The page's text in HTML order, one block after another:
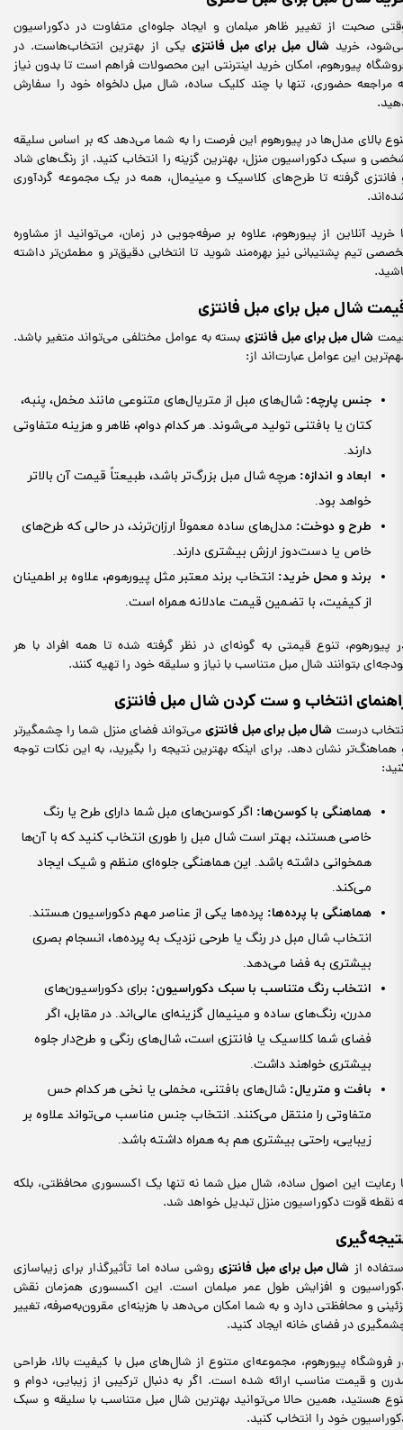
صحبت از تغییر ظاهر مبلمان و ایجاد جلوه‌ای متفاوت در دکوراسیون
خرید شال مبل برای مبل فانتزی یکی از بهترین انتخاب‌هاست. در
پیورهوم، امکان خرید اینترنتی این محصولات فراهم است تا بدون نیاز
مراجعه حضوری، تنها با چند کلیک ساده، شال مبل دلخواه خود را سفارش
بالای مدل‌ها در پیورهوم این فرصت را به شما می‌دهد که بر اساس سلیقه
و سبک دکوراسیون منزل، بهترین گزینه را انتخاب کنید. از رنگ‌های شاد
فانتزی گرفته تا طرح‌های کلاسیک و مینیمال، همه در یک مجموعه گردآوری
خرید آنلاین از پیورهوم، علاوه بر صرفه‌جویی در زمان، می‌توانید از مشاوره
تیم پشتیبانی نیز بهره‌مند شوید تا انتخابی دقیق‌تر و مطمئن‌تر داشته
شال مبل برای مبل فانتزی
شال مبل برای مبل فانتزیبسته به عوامل مختلفی می‌تواند متغیر باشد.
این عوامل عبارت‌اند از:
جنس پارچه: شال‌های مبل از متریال‌های متنوعی مانند مخمل، پنبه،
کتان یا بافتنی تولید می‌شوند. هر کدام دوام، ظاهر و هزینه متفاوتی
دارند.
ابعاد و اندازه: هرچه شال مبل بزرگ‌تر باشد، طبیعتاً قیمت آن بالاتر
خواهد بود.
طرح و دوخت: مدل‌های ساده معمولاً ارزان‌ترند، در حالی که طرح‌های
خاص یا دست‌دوز ارزش بیشتری دارند.
برند و محل خرید: انتخاب برند معتبر مثل پیورهوم، علاوه بر اطمینان
از کیفیت، با تضمین قیمت عادلانه همراه است.
پیورهوم، تنوع قیمتی به گونه‌ای در نظر گرفته شده تا همه افراد با هر
بتوانند شال مبل متناسب با نیاز و سلیقه خود را تهیه کنند.
انتخاب و ست کردن شال مبل فانتزی
درست شال مبل برای مبل فانتزیمی‌تواند فضای منزل شما را چشمگیرتر
هماهنگ‌تر نشان دهد. برای اینکه بهترین نتیجه را بگیرید، به این نکات توجه
هماهنگی با کوسن‌ها: اگر کوسن‌های مبل شما دارای طرح یا رنگ
خاصی هستند، بهتر است شال مبل را طوری انتخاب کنید که با آن‌ها
همخوانی داشته باشد. این هماهنگی جلوه‌ای منظم و شیک ایجاد
می‌کند.
هماهنگی با پرده‌ها: پرده‌ها یکی از عناصر مهم دکوراسیون هستند.
انتخاب شال مبل در رنگ یا طرحی نزدیک به پرده‌ها، انسجام بصری
بیشتری به فضا می‌دهد.
انتخاب رنگ متناسب با سبک دکوراسیون: برای دکوراسیون‌های
مدرن، رنگ‌های ساده و مینیمال گزینه‌ای عالی‌اند. در مقابل، اگر
فضای شما کلاسیک یا فانتزی است، شال‌های رنگی و طرح‌دار جلوه
بیشتری خواهند داشت.
بافت و متریال: شال‌های بافتنی، مخملی یا نخی هر کدام حس
متفاوتی را منتقل می‌کنند. انتخاب جنس مناسب می‌تواند علاوه بر
زیبایی، راحتی بیشتری هم به همراه داشته باشد.
رعایت این اصول ساده، شال مبل شما نه تنها یک اکسسوری محافظتی، بلکه
نقطه قوت دکوراسیون منزل تبدیل خواهد شد.
از شال مبل برای مبل فانتزیروشی ساده اما تأثیرگذار برای زیباسازی
و افزایش طول عمر مبلمان است. این اکسسوری همزمان نقش
و محافظتی دارد و به شما امکان می‌دهد با هزینه‌ای مقرون‌به‌صرفه، تغییر
در فضای خانه ایجاد کنید.
فروشگاه پیورهوم، مجموعه‌ای متنوع از شال‌های مبل با کیفیت بالا، طراحی
و قیمت مناسب ارائه شده است. اگر به دنبال ترکیبی از زیبایی، دوام و
هستید، همین حالا می‌توانید بهترین شال مبل متناسب با سلیقه و سبک
خود را انتخاب کنید.